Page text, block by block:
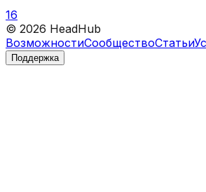
16
© 2026 HeadHub
ВозможностиСообществоСтатьи
Поддержка